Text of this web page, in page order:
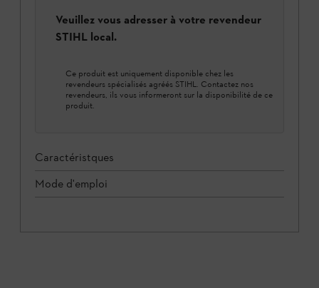
Veuillez vous adresser à votre revendeur
STIHL local.
Ce produit est uniquement disponible chez les
revendeurs spécialisés agréés STIHL. Contactez nos
revendeurs, ils vous informeront sur la disponibilité de ce
produit.
Caractéristques
Mode d'emploi